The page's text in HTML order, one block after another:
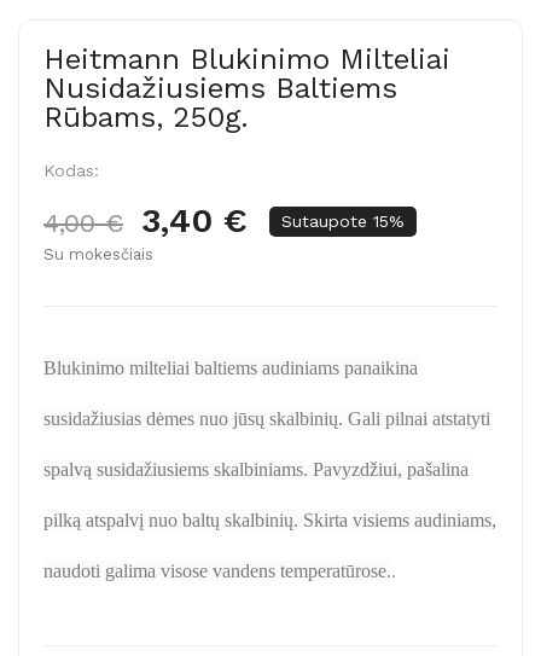
Heitmann Blukinimo Milteliai
Nusidažiusiems Baltiems
Rūbams, 250g.
Kodas:
4,00 € 3,40 € Sutaupote 15%
Su mokesčiais
Blukinimo milteliai baltiems audiniams panaikina
susidažiusias dėmes nuo jūsų skalbinių. Gali pilnai atstatyti
spalvą susidažiusiems skalbiniams. Pavyzdžiui, pašalina
pilką atspalvį nuo baltų skalbinių. Skirta visiems audiniams,
naudoti galima visose vandens temperatūrose..